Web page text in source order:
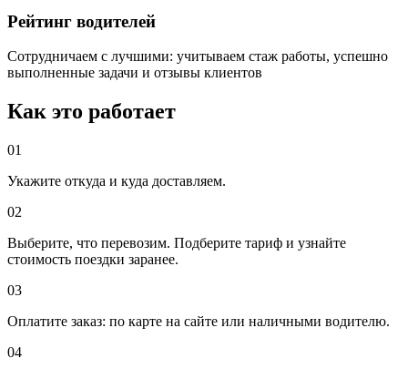
Рейтинг водителей
Сотрудничаем с лучшими: учитываем стаж работы, успешно
выполненные задачи и отзывы клиентов
Как это работает
01
Укажите откуда и куда доставляем.
02
Выберите, что перевозим. Подберите тариф и узнайте
стоимость поездки заранее.
03
Оплатите заказ: по карте на сайте или наличными водителю.
04